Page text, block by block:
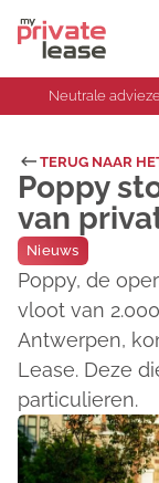
Neutrale
TERUG NAAR
Poppy
van
Nieuws
Poppy, de
vloot van
Antwerpen,
Lease. Deze
particulieren.